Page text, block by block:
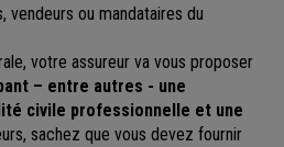
vendeurs ou mandataires du
votre assureur va vous proposer
– entre autres - une
civile professionnelle et une
sachez que vous devez fournir